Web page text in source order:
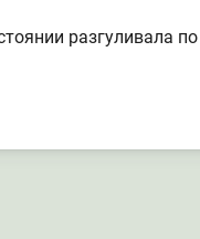
разгуливала